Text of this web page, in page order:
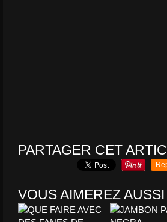
PARTAGER CET
VOUS AIMEREZ AUSSI